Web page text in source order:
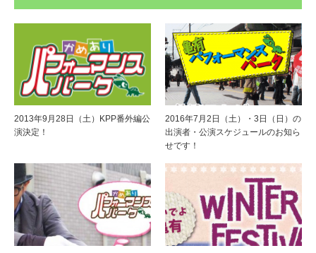
2013年9月28日（土）KPP番外編公
演決定！
2016年7月2日（土）・3日（日）の
出演者・公演スケジュールのお知ら
せです！